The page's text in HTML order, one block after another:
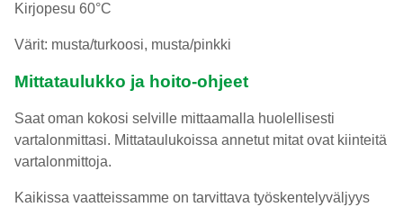
Kirjopesu 60°C
Värit: musta/turkoosi, musta/pinkki
Mittataulukko ja hoito-ohjeet
Saat oman kokosi selville mittaamalla huolellisesti
vartalonmittasi. Mittataulukoissa annetut mitat ovat kiinteitä
vartalonmittoja.
Kaikissa vaatteissamme on tarvittava työskentelyväljyys